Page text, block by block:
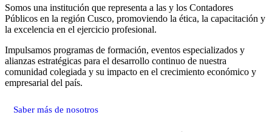
Somos una institución que representa a las y los Contadores
Públicos en la región Cusco, promoviendo la ética, la capacitación y
la excelencia en el ejercicio profesional.
Impulsamos programas de formación, eventos especializados y
alianzas estratégicas para el desarrollo continuo de nuestra
comunidad colegiada y su impacto en el crecimiento económico y
empresarial del país.
Saber más de nosotros